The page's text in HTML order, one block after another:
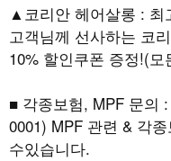
▲코리안 헤어살롱 : 최
고객님께 선사하는 코
10% 할인쿠폰 증정!(
■ 각종보험, MPF 문의
0001) MPF 관련 & 각
수있습니다.